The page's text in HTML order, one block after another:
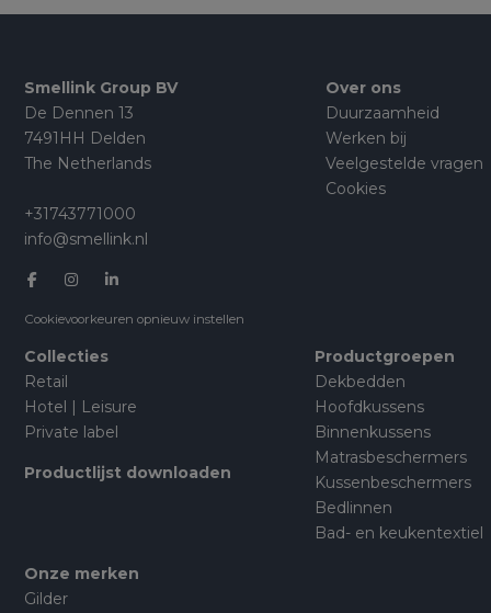
Smellink Group BV
De Dennen 13
7491HH Delden
The Netherlands
+31743771000
info@smellink.nl
Cookievoorkeuren opnieuw instellen
Over ons
Duurzaamheid
Werken bij
Veelgestelde vragen
Cookies
Collecties
Retail
Hotel | Leisure
Private label
Productlijst downloaden
Productgroepen
Dekbedden
Hoofdkussens
Binnenkussens
Matrasbeschermers
Kussenbeschermers
Bedlinnen
Bad- en keukentextiel
Onze merken
Gilder